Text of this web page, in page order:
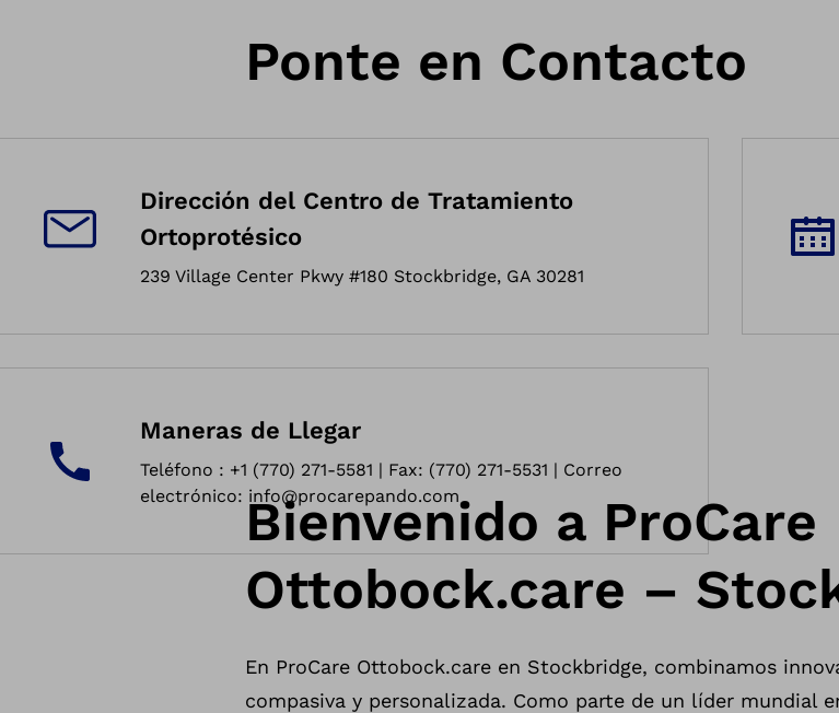
Ponte en Contacto
Dirección del Centro de Tratamiento
Ortoprotésico
239 Village Center Pkwy #180 Stockbridge, GA 30281
Maneras de Llegar
Teléfono : +1 (770) 271-5581 | Fax: (770) 271-5531 | Correo
electrónico: info@procarepando.com
Bienvenido a ProCare
Ottobock.care –
En ProCare Ottobock.care en Stockbridge, combinamos
compasiva y personalizada. Como parte de un líder mundial